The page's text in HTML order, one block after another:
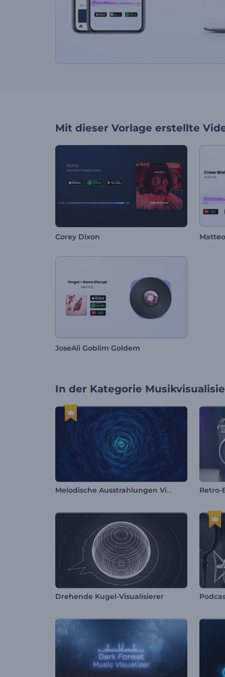
Mit dieser Vorlage erstellte
Corey Dixon
JoseAli Goblim Goldem
In der Kategorie
Melodische Ausstrahlungen Visualisierer Retro-
Drehende Kugel-Visualisierer